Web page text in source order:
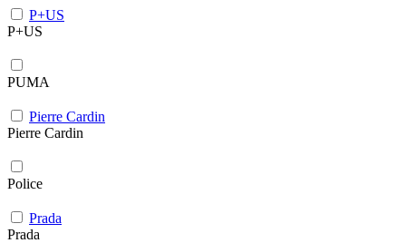
P+US
P+US
PUMA
Pierre Cardin
Pierre Cardin
Police
Prada
Prada